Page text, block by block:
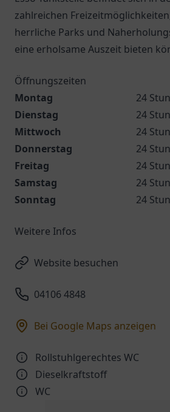
zahlreichen
herrliche Parks und
eine erholsame Auszeit bieten
Öffnungszeiten
Montag
24
Dienstag
24
Mittwoch
24
Donnerstag
24
Freitag
24
Samstag
24
Sonntag
24
Weitere Infos
Website besuchen
04106 4848
Bei Google Maps anzeigen
Rollstuhlgerechtes WC
Dieselkraftstoff
WC